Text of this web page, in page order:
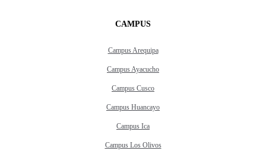
CAMPUS
Campus Arequipa
Campus Ayacucho
Campus Cusco
Campus Huancayo
Campus Ica
Campus Los Olivos